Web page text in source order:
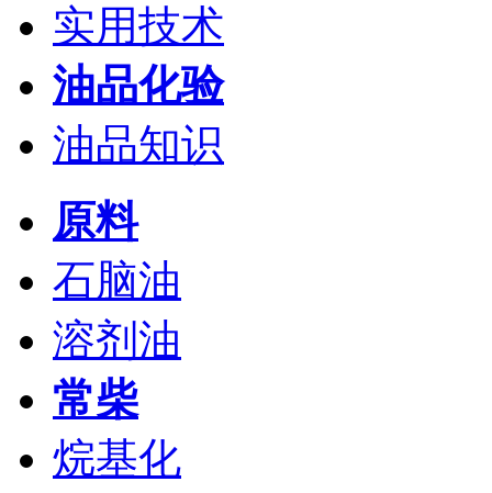
实用技术
油品化验
油品知识
原料
石脑油
溶剂油
常柴
烷基化